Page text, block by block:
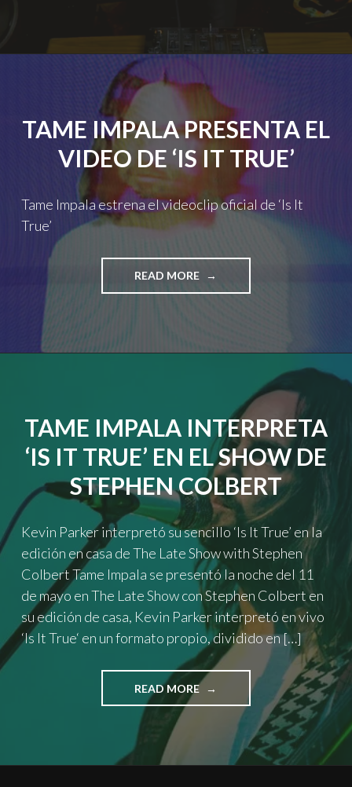
UN
DESK
EN
CASA"
TAME IMPALA PRESENTA EL
VIDEO DE ‘IS IT TRUE’
Tame Impala estrena el videoclip oficial de ‘Is It
True’
READ MORE "TAME
IMPALA
DE
TRUE’"
TAME IMPALA INTERPRETA
‘IS IT TRUE’ EN EL SHOW DE
STEPHEN COLBERT
Kevin Parker interpretó su sencillo ‘Is It True’ en la
edición en casa de The Late Show with Stephen
Colbert Tame Impala se presentó la noche del 11
de mayo en The Late Show con Stephen Colbert en
su edición de casa, Kevin Parker interpretó en vivo
‘Is It True‘ en un formato propio, dividido en […]
READ MORE "TAME
IMPALA
INTERPRETA